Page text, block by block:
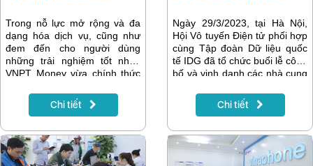
Trong nỗ lực mở rộng và đa
dạng hóa dịch vụ, cũng như
đem đến cho người dùng
những trải nghiệm tốt nhất,
VNPT Money vừa chính thức
những sàn thương mại điện tử
uy tín tại Việt Nam, để ra mắt
Money.
Chi tiết
Ngày 29/3/2023, tại Hà Nội,
Hội Vô tuyến Điện tử phối hợp
cùng Tập đoàn Dữ liệu quốc
tế IDG đã tổ chức buổi lễ công
bố và vinh danh các nhà cung
di động, cố định, ISP và điện
toán đám mây tiêu biểu năm
Chi tiết